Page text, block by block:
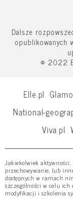
Dalsze
opublikowanych
© 2022
Elle.pl
National-
Viva.pl
Jakiekolwiek
przechowywanie, lub
dostępnych w ramach
szczególności w celu
modyfikacji i szkolenia